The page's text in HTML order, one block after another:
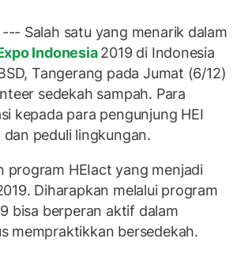
--- Salah satu yang menarik dalam
Indonesia2019 di Indonesia
Tangerang pada Jumat (6/12)
sedekah sampah. Para
kepada para pengunjung HEI
peduli lingkungan.
program HEIact yang menjadi
Diharapkan melalui program
bisa berperan aktif dalam
mempraktikkan bersedekah.